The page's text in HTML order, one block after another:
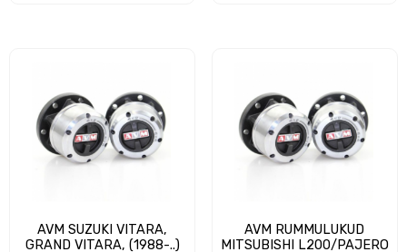
AVM SUZUKI VITARA,
GRAND VITARA, (1988-..)
AVM RUMMULUKUD
MITSUBISHI L200/PAJERO